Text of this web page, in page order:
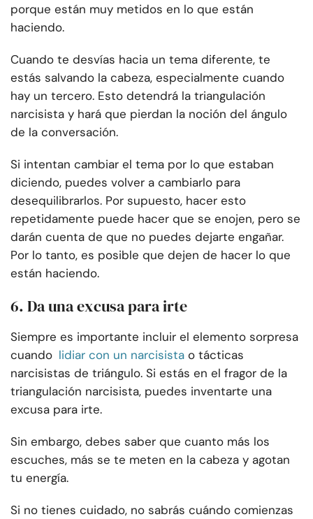
porque están muy metidos en lo que están
haciendo.
Cuando te desvías hacia un tema diferente, te
estás salvando la cabeza, especialmente cuando
hay un tercero. Esto detendrá la triangulación
narcisista y hará que pierdan la noción del ángulo
de la conversación.
Si intentan cambiar el tema por lo que estaban
diciendo, puedes volver a cambiarlo para
desequilibrarlos. Por supuesto, hacer esto
repetidamente puede hacer que se enojen, pero se
darán cuenta de que no puedes dejarte engañar.
Por lo tanto, es posible que dejen de hacer lo que
están haciendo.
6. Da una excusa para irte
Siempre es importante incluir el elemento sorpresa
cuando lidiar con un narcisista o tácticas
narcisistas de triángulo. Si estás en el fragor de la
triangulación narcisista, puedes inventarte una
excusa para irte.
Sin embargo, debes saber que cuanto más los
escuches, más se te meten en la cabeza y agotan
tu energía.
Si no tienes cuidado, no sabrás cuándo comienzas